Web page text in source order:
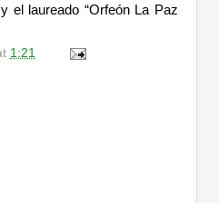
el laureado “Orfeón La Paz
1:21